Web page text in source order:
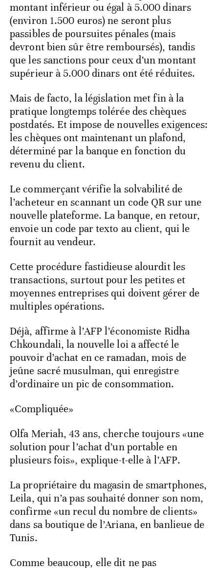
montant inférieur ou égal à 5.000 dinars
(environ 1.500 euros) ne seront plus
passibles de poursuites pénales (mais
devront bien sûr être remboursés), tandis
que les sanctions pour ceux d’un montant
supérieur à 5.000 dinars ont été réduites.
Mais de facto, la législation met fin à la
pratique longtemps tolérée des chèques
postdatés. Et impose de nouvelles exigences:
les chèques ont maintenant un plafond,
déterminé par la banque en fonction du
revenu du client.
Le commerçant vérifie la solvabilité de
l’acheteur en scannant un code QR sur une
nouvelle plateforme. La banque, en retour,
envoie un code par texto au client, qui le
fournit au vendeur.
Cette procédure fastidieuse alourdit les
transactions, surtout pour les petites et
moyennes entreprises qui doivent gérer de
multiples opérations.
Déjà, affirme à l’AFP l’économiste Ridha
Chkoundali, la nouvelle loi a affecté le
pouvoir d’achat en ce ramadan, mois de
jeûne sacré musulman, qui enregistre
d’ordinaire un pic de consommation.
«Compliquée»
Olfa Meriah, 43 ans, cherche toujours «une
solution pour l’achat d’un portable en
plusieurs fois», explique-t-elle à l’AFP.
La propriétaire du magasin de smartphones,
Leila, qui n’a pas souhaité donner son nom,
confirme «un recul du nombre de clients»
dans sa boutique de l’Ariana, en banlieue de
Tunis.
Comme beaucoup, elle dit ne pas